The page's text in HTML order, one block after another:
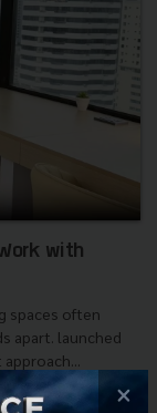
with
spaces often
apart. launched
×